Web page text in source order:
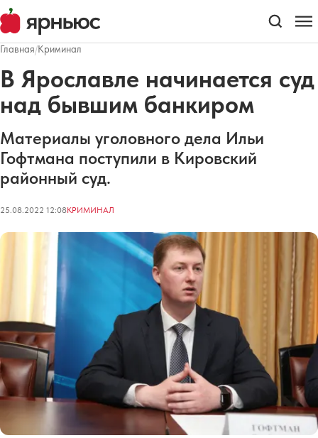
Главная/Криминал
В Ярославле начинается суд
над бывшим банкиром
Материалы уголовного дела Ильи
Гофтмана поступили в Кировский
районный суд.
25.08.2022 12:08КРИМИНАЛ